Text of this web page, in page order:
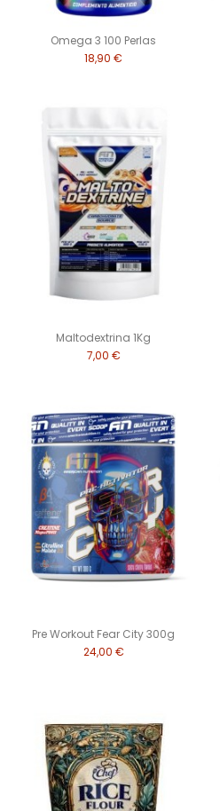
Omega 3 100 Perlas
18,90 €
Maltodextrina 1Kg
7,00 €
Pre Workout Fear City 300g
24,00 €